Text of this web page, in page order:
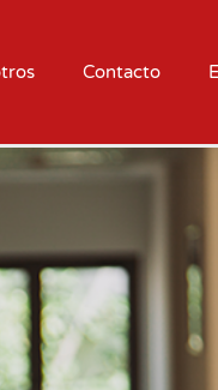
Contacto